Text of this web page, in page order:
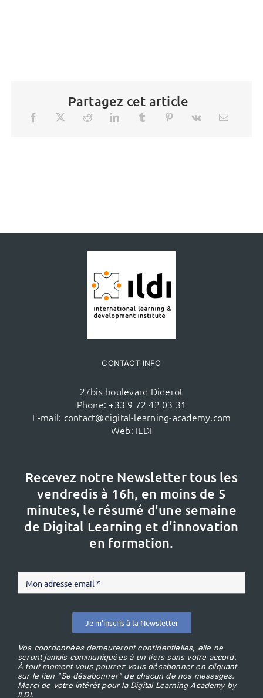
Partagez cet article
CONTACT INFO
27bis boulevard Diderot
Phone: +33 9 72 42 03 31
E-mail: contact@digital-learning-academy.com
Web: ILDI
Recevez notre Newsletter tous les
vendredis à 16h, en moins de 5
minutes, le résumé d’une semaine
de Digital Learning et d’innovation
en formation.
Je m'inscris à la Newsletter
Vos coordonnées demeureront confidentielles, elle ne
seront jamais communiquées à un tiers sans votre accord.
À tout moment vous pourrez vous désabonner en cliquant
sur le lien "Se désabonner" de chacun de nos messages.
Merci de votre intérêt pour la Digital Learning Academy by
ILDI.